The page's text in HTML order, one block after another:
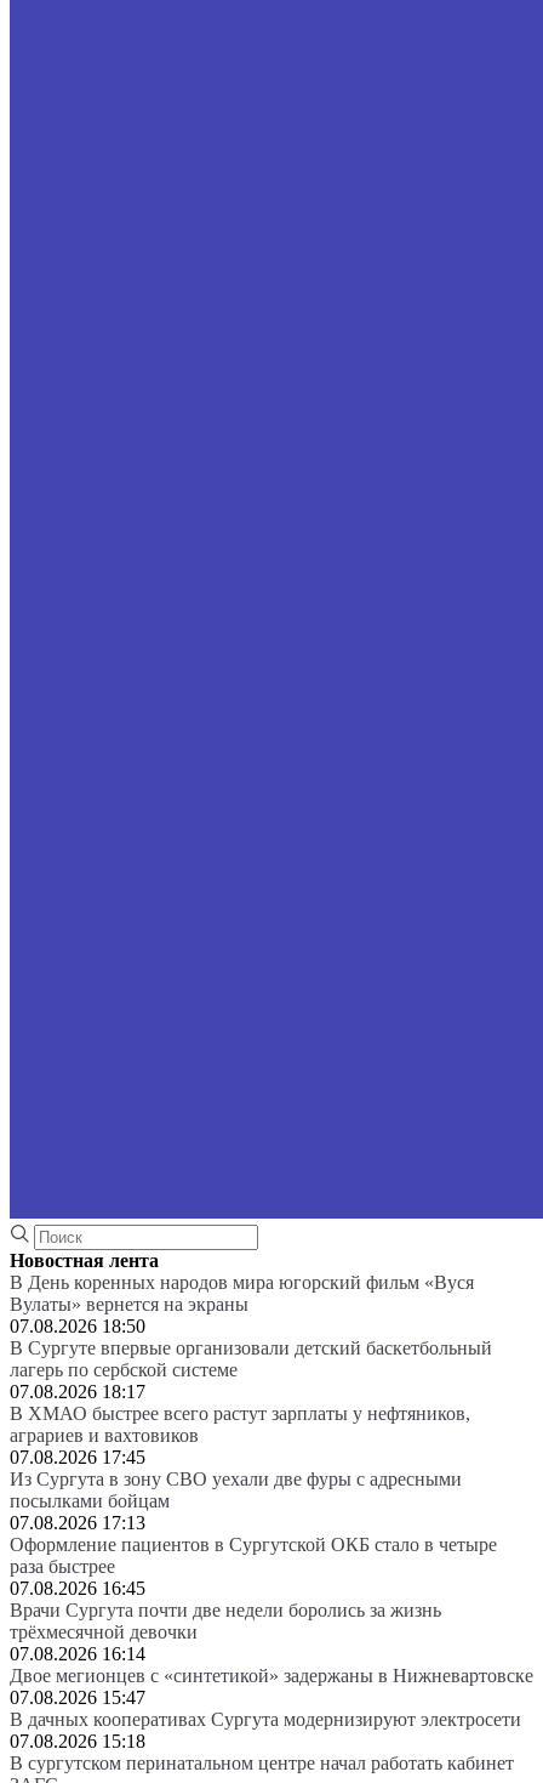
Новостная лента
В День коренных народов мира югорский фильм «Вуся
Вулаты» вернется на экраны
07.08.2026 18:50
В Сургуте впервые организовали детский баскетбольный
лагерь по сербской системе
07.08.2026 18:17
В ХМАО быстрее всего растут зарплаты у нефтяников,
аграриев и вахтовиков
07.08.2026 17:45
Из Сургута в зону СВО уехали две фуры с адресными
посылками бойцам
07.08.2026 17:13
Оформление пациентов в Сургутской ОКБ стало в четыре
раза быстрее
07.08.2026 16:45
Врачи Сургута почти две недели боролись за жизнь
трёхмесячной девочки
07.08.2026 16:14
Двое мегионцев с «синтетикой» задержаны в Нижневартовске
07.08.2026 15:47
В дачных кооперативах Сургута модернизируют электросети
07.08.2026 15:18
В сургутском перинатальном центре начал работать кабинет